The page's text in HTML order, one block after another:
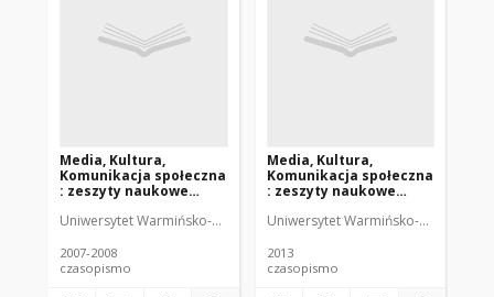
Media, Kultura,
Komunikacja społeczna
: zeszyty naukowe
Dziennikarstwa i
UWM 3-4 (2007-2008)
Uniwersytet Warmińsko-Mazurski (Olsztyn). Instytut Dziennikarstwa i
2007-2008
czasopismo
Media, Kultura,
Komunikacja społeczna
: zeszyty naukowe
Dziennikarstwa i
UWM 9 (2013)
Uniwersytet Warmińsko-Mazurski
2013
czasopismo